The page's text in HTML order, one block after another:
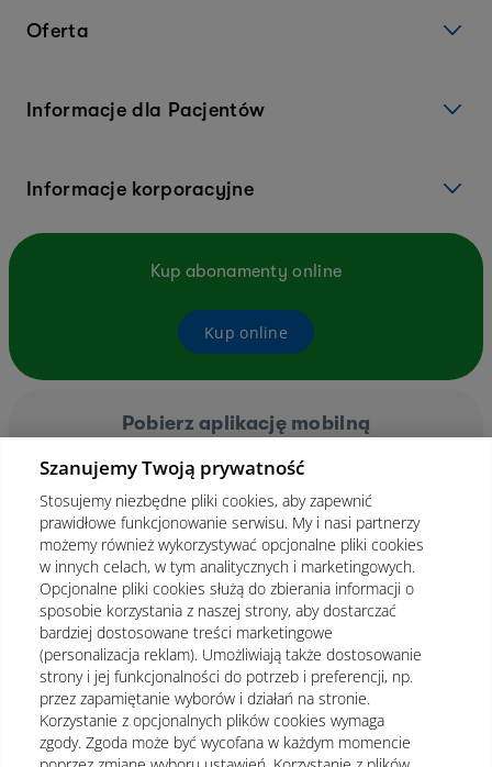
Oferta
Informacje dla Pacjentów
Informacje korporacyjne
Kup abonamenty online
Kup online
Pobierz aplikację mobilną
Szanujemy Twoją prywatność
Stosujemy niezbędne pliki cookies, aby zapewnić
prawidłowe funkcjonowanie serwisu. My i nasi partnerzy
możemy również wykorzystywać opcjonalne pliki cookies
w innych celach, w tym analitycznych i marketingowych.
Opcjonalne pliki cookies służą do zbierania informacji o
sposobie korzystania z naszej strony, aby dostarczać
bardziej dostosowane treści marketingowe
(personalizacja reklam). Umożliwiają także dostosowanie
strony i jej funkcjonalności do potrzeb i preferencji, np.
przez zapamiętanie wyborów i działań na stronie.
Korzystanie z opcjonalnych plików cookies wymaga
zgody. Zgoda może być wycofana w każdym momencie